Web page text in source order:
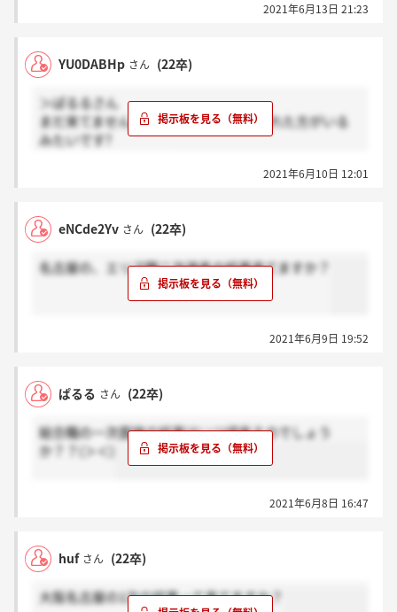
2021年6月13日 21:23
YU0DABHp さん (22卒)
＞ぱるるさん
まだ来てませんが、1週間以内って言われた方がいる
みたいです?
2021年6月10日 12:01
eNCde2Yv さん (22卒)
名古屋の、エリア職二次選考の結果来てますか？
2021年6月9日 19:52
ぱるる さん (22卒)
総合職の一次面接の結果はいつ頃来るのでしょう
か？？(＞＜)
2021年6月8日 16:47
huf さん (22卒)
大阪名古屋の1次の結果って来てますか？